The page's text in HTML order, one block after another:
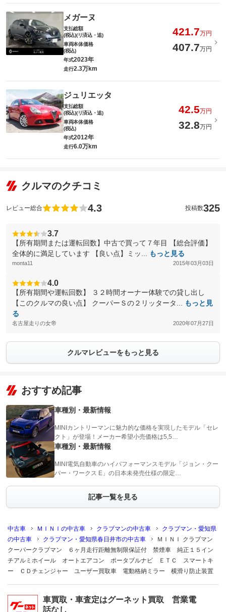
メガーヌ
支払総額
(税込)(リ済込・追)
421.7万円
車両本体価格
(税込)
407.7万円
年式2023年
走行2.3万km
ジュリエッタ
支払総額
(税込)(リ済込・追)
42.5万円
車両本体価格
(税込)
32.8万円
年式2012年
走行6.0万km
クルマのクチコミ
レビュー総合 4.3 投稿数325
3.7
【所有期間または運転回数】中古で買って７年目 【総合評価】
全体的に満足しています 【良い点】ミッ...
もっと見る
monta11 2015年03月03日
4.0
【所有期間や運転回数】 ３２時間オーナー体験での貸し出し
【このクルマの良い点】 クーパーＳの２リッタータ...
もっと見
る
名古屋走りの女帝 2020年07月27日
クルマレビューをもっと見る
おすすめ記事
車種別・最新情報
MINIカントリーマンに魅力的な価格を実現したモデル「セレ
クト」が登場！メーカー希望小売価格は5,5…
車種別・最新情報
MINI電気自動車のハイパフォーマンスモデル「ジョン・クー
パー・ワークス E」の日本未発売仕様の限定…
記事一覧を見る
中古車 ＭＩＮＩの中古車 クラブマンの中古車
クラブマン・愛知県
の中古車
クラブマン・愛知県春日井市の中古車
ＭＩＮＩ クラブマン
クーパークラブマン ６ヶ月走行距離無制限保証付 禁煙車 純正１５イン
チアルミホイール オートエアコン ポータブルナビ ＥＴＣ スマートキ
ー ＣＤチェンジャー ユーザー買取車 電動格納ミラー 横滑り防止装置
車買取・車査定はグーネット買取 営業電
話なし